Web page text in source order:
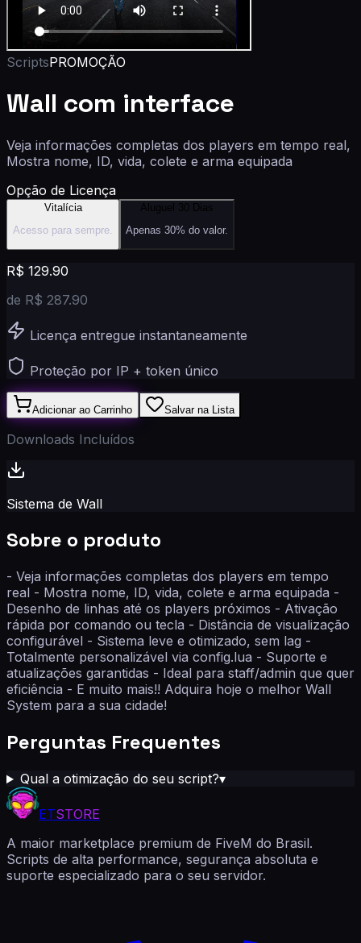
ScriptsPROMOÇÃO
Wall com interface
Veja informações completas dos players em tempo real,
Mostra nome, ID, vida, colete e arma equipada
Opção de Licença
Vitalícia
Acesso para sempre.
Aluguel 30 Dias
Apenas 30% do valor.
R$ 129.90
de R$ 287.90
Licença entregue instantaneamente
Proteção por IP + token único
Adicionar ao Carrinho Salvar na Lista
Downloads Incluídos
Sistema de Wall
Sobre o produto
- Veja informações completas dos players em tempo
real - Mostra nome, ID, vida, colete e arma equipada -
Desenho de linhas até os players próximos - Ativação
rápida por comando ou tecla - Distância de visualização
configurável - Sistema leve e otimizado, sem lag -
Totalmente personalizável via config.lua - Suporte e
atualizações garantidas - Ideal para staff/admin que quer
eficiência - E muito mais!! Adquira hoje o melhor Wall
System para a sua cidade!
Perguntas Frequentes
Qual a otimização do seu script?▾
ETSTORE
A maior marketplace premium de FiveM do Brasil.
Scripts de alta performance, segurança absoluta e
suporte especializado para o seu servidor.